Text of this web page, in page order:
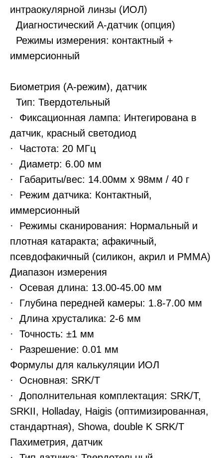
интраокулярной линзы (ИОЛ)
Диагностический A-датчик (опция)
Режимы измерения: контактный +
иммерсионный
Биометрия (A-режим), датчик
Тип: Твердотельный
· Фиксационная лампа: Интегирована в
датчик, красный светодиод
· Частота: 20 МГц
· Диаметр: 6.00 мм
· Габариты/вес: 14.00мм х 98мм / 40 г
· Режим датчика: Контактный,
иммерсионный
· Режимы сканирования: Нормальный и
плотная катаракта; афакичный,
псевдофакичный (силикон, акрил и PMMA)
Диапазон измерения
· Осевая длина: 13.00-45.00 мм
· Глубина передней камеры: 1.8-7.00 мм
· Длина хрусталика: 2-6 мм
· Точность: ±1 мм
· Разрешение: 0.01 мм
Формулы для калькуляции ИОЛ
· Основная: SRK/T
· Дополнительная комплектация: SRK/T,
SRKII, Holladay, Haigis (оптимизированная,
стандартная), Showa, double K SRK/T
Пахиметрия, датчик